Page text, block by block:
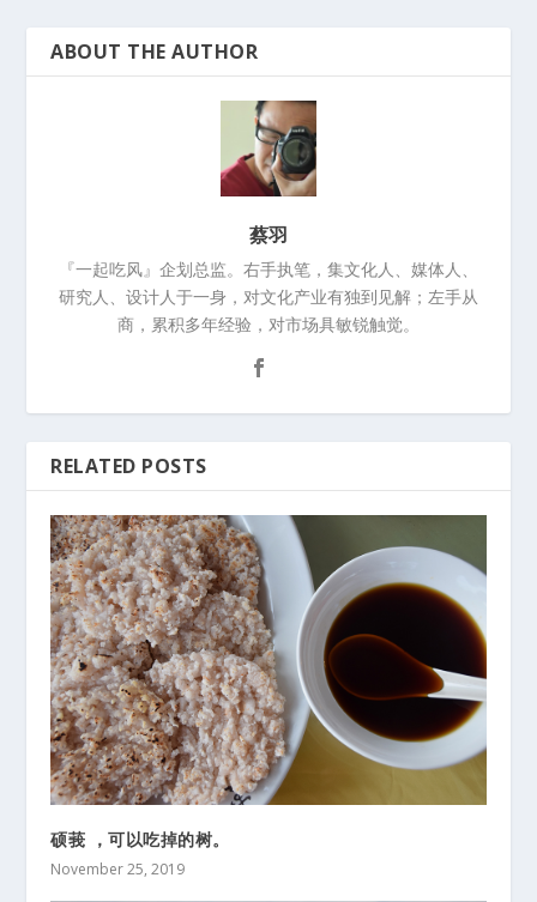
ABOUT THE AUTHOR
蔡羽
『一起吃风』企划总监。右手执笔，集文化人、媒体人、
研究人、设计人于一身，对文化产业有独到见解；左手从
商，累积多年经验，对市场具敏锐触觉。
RELATED POSTS
硕莪 ，可以吃掉的树。
November 25, 2019